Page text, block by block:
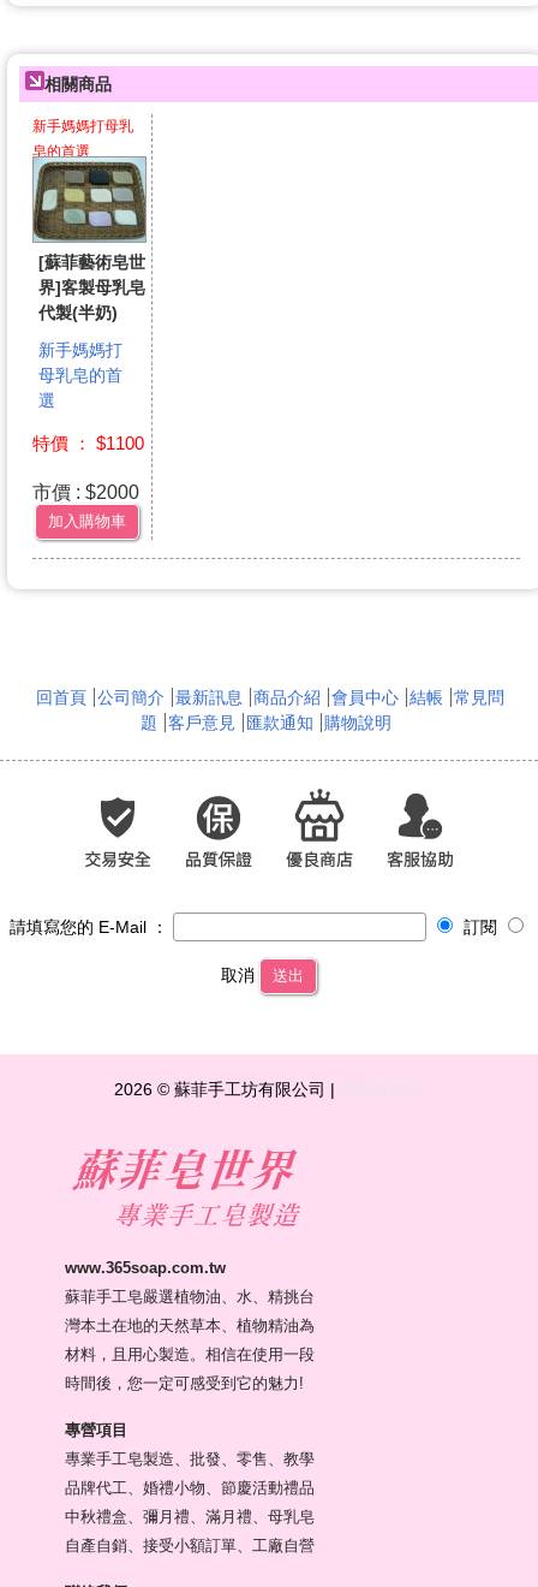
相關商品
新手媽媽打母乳
皂的首選
[蘇菲藝術皂世
界]客製母乳皂
代製(半奶)
新手媽媽打
母乳皂的首
選
特價 ： $1100
市價 : $2000
加入購物車
回首頁 公司簡介 最新訊息 商品介紹 會員中心 結帳 常見問
題
客戶意見 匯款通知 購物說明
請填寫您的 E-Mail ： 訂閱
取消 送出
2026 © 蘇菲手工坊有限公司 |
www.365soap.com.tw
蘇菲手工皂嚴選植物油、水、精挑台
灣本土在地的天然草本、植物精油為
材料，且用心製造。相信在使用一段
時間後，您一定可感受到它的魅力!
專營項目
專業手工皂製造、批發、零售、教學
品牌代工、婚禮小物、節慶活動禮品
中秋禮盒、彌月禮、滿月禮、母乳皂
自產自銷、接受小額訂單、工廠自營